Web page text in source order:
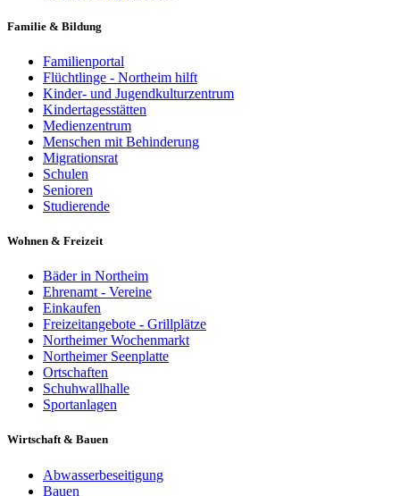
Familie & Bildung
Familienportal
Flüchtlinge - Northeim hilft
Kinder- und Jugendkulturzentrum
Kindertagesstätten
Medienzentrum
Menschen mit Behinderung
Migrationsrat
Schulen
Senioren
Studierende
Wohnen & Freizeit
Bäder in Northeim
Ehrenamt - Vereine
Einkaufen
Freizeitangebote - Grillplätze
Northeimer Wochenmarkt
Northeimer Seenplatte
Ortschaften
Schuhwallhalle
Sportanlagen
Wirtschaft & Bauen
Abwasserbeseitigung
Bauen